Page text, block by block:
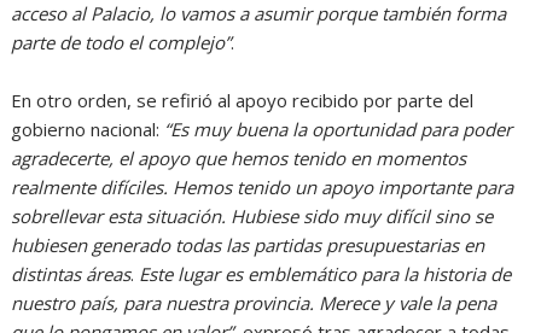
acceso al Palacio, lo vamos a asumir porque también forma
parte de todo el complejo”.
En otro orden, se refirió al apoyo recibido por parte del
gobierno nacional: “Es muy buena la oportunidad para poder
agradecerte, el apoyo que hemos tenido en momentos
realmente difíciles. Hemos tenido un apoyo importante para
sobrellevar esta situación. Hubiese sido muy difícil sino se
hubiesen generado todas las partidas presupuestarias en
distintas áreas. Este lugar es emblemático para la historia de
nuestro país, para nuestra provincia. Merece y vale la pena